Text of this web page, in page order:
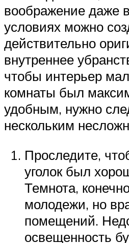
воображение даже
условиях можно
действительно
внутреннее
чтобы интерьер
комнаты был
удобным, нужно
нескольким
Проследите,
уголок был
Темнота,
молодежи, но
помещений.
освещенность